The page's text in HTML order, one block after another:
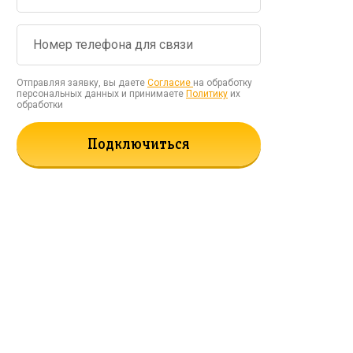
Отправляя заявку, вы даете Согласие на обработку
персональных данных и принимаете Политику их
обработки
Подключиться